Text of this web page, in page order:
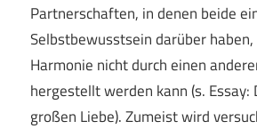
Partnerschaften, in denen beide
Selbstbewusstsein darüber haben,
Harmonie nicht durch einen
hergestellt werden kann (s.
großen Liebe). Zumeist wird